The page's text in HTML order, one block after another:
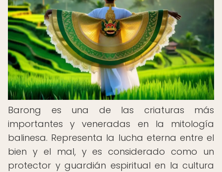
Barong es una de las criaturas más
importantes y veneradas en la mitología
balinesa. Representa la lucha eterna entre el
bien y el mal, y es considerado como un
protector y guardián espiritual en la cultura